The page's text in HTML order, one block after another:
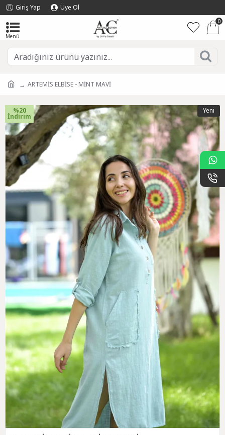
Giriş Yap Üye Ol
0
ARTEMİS ELBİSE - MİNT MAVİ
Yeni
%20
İndirim